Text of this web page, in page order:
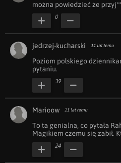
można powiedzieć że
0
jedrzej-kucharski 11 lat temu
Poziom polskiego
pytaniu.
39
Marioow 11 lat temu
To ta genialna, co pytała
Magikiem czemu się zabił.
24